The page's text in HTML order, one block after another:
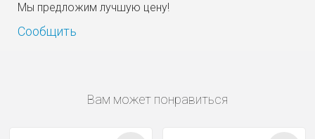
Мы предложим лучшую цену!
Сообщить
Вам может понравиться